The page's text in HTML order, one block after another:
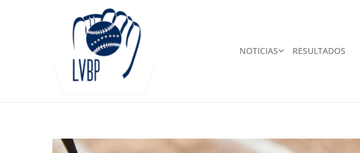
NOTICIAS RESULTADOS